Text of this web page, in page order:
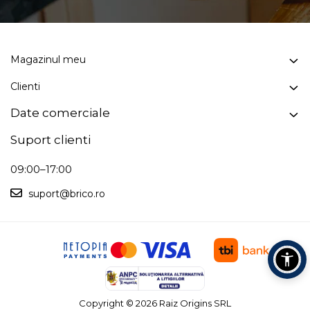
Magazinul meu
Clienti
Date comerciale
Suport clienti
09:00–17:00
suport@brico.ro
Copyright © 2026 Raiz Origins SRL